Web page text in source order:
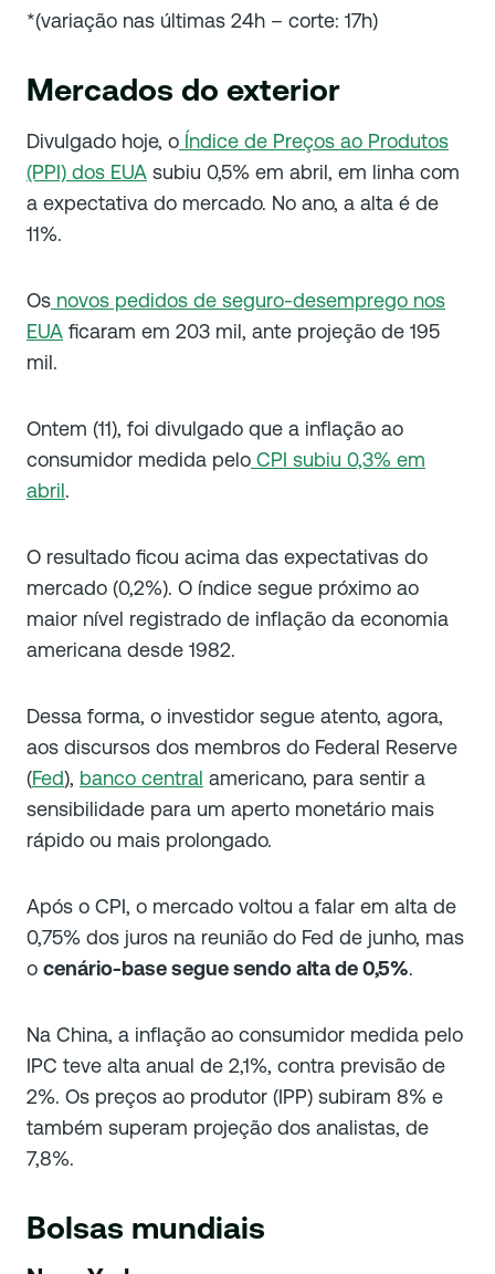
*(variação nas últimas 24h – corte: 17h)
Mercados do exterior
Divulgado hoje, o Índice de Preços ao Produtos
(PPI) dos EUA subiu 0,5% em abril, em linha com
a expectativa do mercado. No ano, a alta é de
11%.
Os novos pedidos de seguro-desemprego nos
EUA ficaram em 203 mil, ante projeção de 195
mil.
Ontem (11), foi divulgado que a inflação ao
consumidor medida pelo CPI subiu 0,3% em
abril.
O resultado ficou acima das expectativas do
mercado (0,2%). O índice segue próximo ao
maior nível registrado de inflação da economia
americana desde 1982.
Dessa forma, o investidor segue atento, agora,
aos discursos dos membros do Federal Reserve
(Fed), banco central americano, para sentir a
sensibilidade para um aperto monetário mais
rápido ou mais prolongado.
Após o CPI, o mercado voltou a falar em alta de
0,75% dos juros na reunião do Fed de junho, mas
o cenário-base segue sendo alta de 0,5%.
Na China, a inflação ao consumidor medida pelo
IPC teve alta anual de 2,1%, contra previsão de
2%. Os preços ao produtor (IPP) subiram 8% e
também superam projeção dos analistas, de
7,8%.
Bolsas mundiais